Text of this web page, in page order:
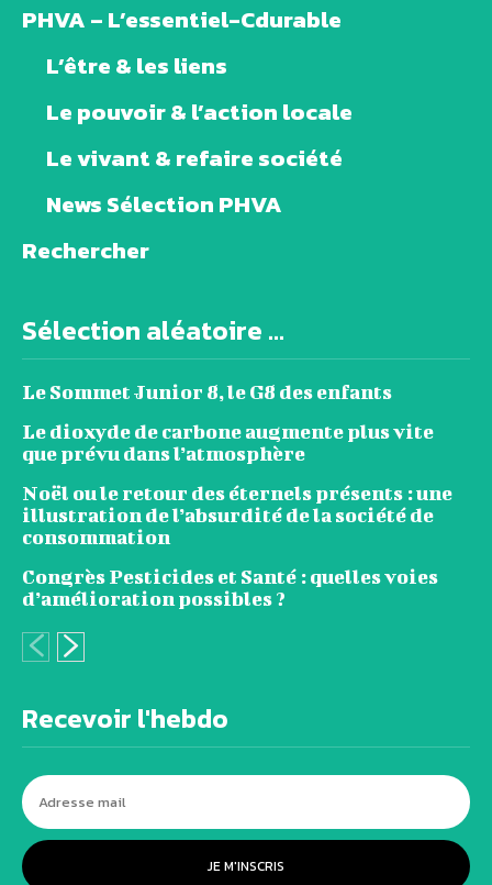
PHVA – L’essentiel-Cdurable
L’être & les liens
Le pouvoir & l’action locale
Le vivant & refaire société
News Sélection PHVA
Rechercher
Sélection aléatoire ...
Le Sommet Junior 8, le G8 des enfants
Le dioxyde de carbone augmente plus vite
que prévu dans l’atmosphère
Noël ou le retour des éternels présents : une
illustration de l’absurdité de la société de
consommation
Congrès Pesticides et Santé : quelles voies
d’amélioration possibles ?
Recevoir l'hebdo
JE M'INSCRIS